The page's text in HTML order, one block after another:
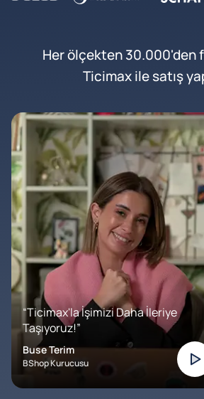
Her ölçekten 30.000'den
Ticimax ile satış
“Ticimax'la İşimizi Daha İleriye
Taşıyoruz!”
Buse Terim
BShop Kurucusu